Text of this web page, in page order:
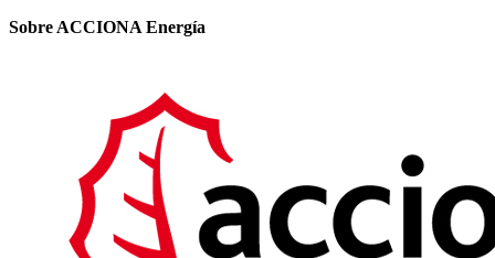
Sobre ACCIONA Energía